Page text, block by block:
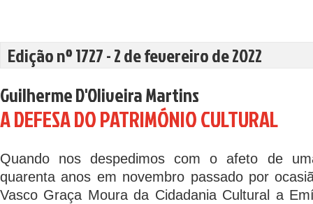
Edição nº 1727 - 2 de fevereiro de 2022
Guilherme D'Oliveira Martins
A DEFESA DO PATRIMÓNIO CULTURAL
Quando nos despedimos com o afeto de
quarenta anos em novembro passado por
Vasco Graça Moura da Cidadania Cultural a